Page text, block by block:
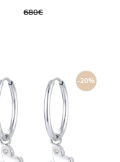
680€
-20%